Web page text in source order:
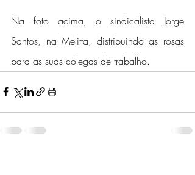
Na foto acima, o sindicalista Jorge
Santos, na Melitta, distribuindo as rosas
para as suas colegas de trabalho.